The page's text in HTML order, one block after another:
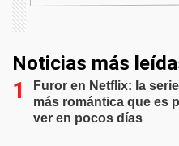
Noticias más
Furor en Netflix: la
más romántica que es
ver en pocos días